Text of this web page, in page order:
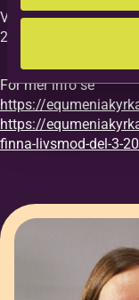
Vi vill ha din
27/8.
För mer info se
https://
https://
finna-livsmod-del-3-